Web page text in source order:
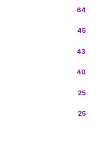
64
45
43
40
25
25